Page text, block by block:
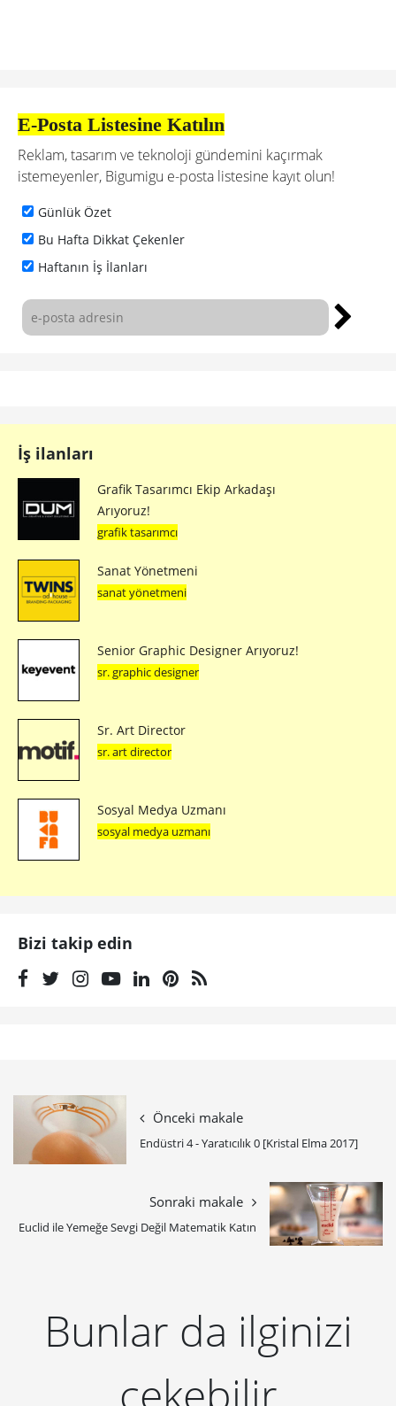
E-Posta Listesine Katılın
Reklam, tasarım ve teknoloji gündemini kaçırmak
istemeyenler, Bigumigu e-posta listesine kayıt olun!
Günlük Özet
Bu Hafta Dikkat Çekenler
Haftanın İş İlanları
İş ilanları
Grafik Tasarımcı Ekip Arkadaşı
Arıyoruz!
grafik tasarımcı
Sanat Yönetmeni
sanat yönetmeni
Senior Graphic Designer Arıyoruz!
sr. graphic designer
Sr. Art Director
sr. art director
Sosyal Medya Uzmanı
sosyal medya uzmanı
Bizi takip edin
Önceki makale
Endüstri 4 - Yaratıcılık 0 [Kristal Elma 2017]
Sonraki makale
Euclid ile Yemeğe Sevgi Değil Matematik Katın
Bunlar da ilginizi
çekebilir